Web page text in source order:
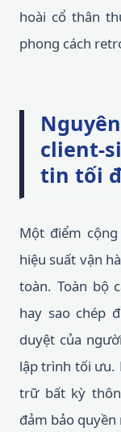
hoài cổ thân
phong cách
client-
tin tối
Một điểm
hiệu suất vận
toàn. Toàn bộ
hay sao chép
duyệt của
lập trình tối ưu.
trữ bất kỳ
đảm bảo